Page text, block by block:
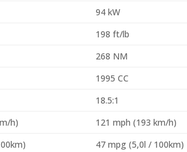
94 kW
198 ft/lb
268 NM
1995 CC
18.5:1
h)
121 mph (193 km/h)
47 mpg (5,0l / 100km)